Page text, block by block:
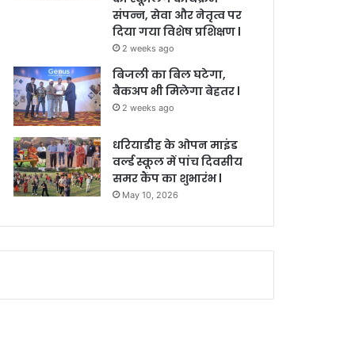
संपन्न, सेवा और नेतृत्व पर
दिया गया विशेष प्रशिक्षण l
2 weeks ago
बिजली का बिल घटेगा,
बैकअप भी मिलेगा बेहतर l
2 weeks ago
धरियाडीह के ओपन माइंड
वर्ल्ड स्कूल में पांच दिवसीय
समर कैंप का शुभारंभ l
May 10, 2026